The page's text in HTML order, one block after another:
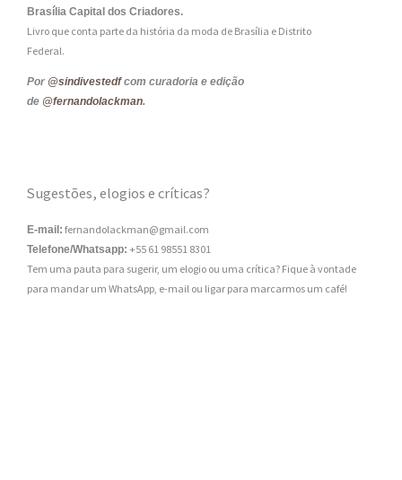
Brasília Capital dos Criadores.
Livro que conta parte da história da moda de Brasília e Distrito
Federal.
Por @sindivestedfcom curadoria e edição
de @fernandolackman.
Sugestões, elogios e críticas?
E-mail: fernandolackman@gmail.com
Telefone/Whatsapp: +55 61 98551 8301
Tem uma pauta para sugerir, um elogio ou uma crítica? Fique à vontade
para mandar um WhatsApp, e-mail ou ligar para marcarmos um café!